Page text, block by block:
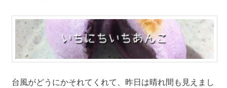
台風がどうにかそれてくれて、昨日は晴れ間も見えまし